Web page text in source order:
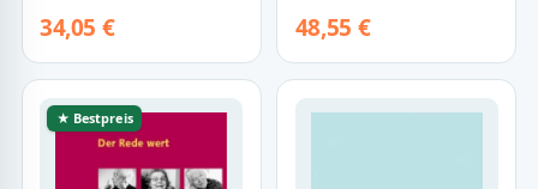
Abhandlungen. Neue
34,05 € 48,55 €
★ Bestpreis